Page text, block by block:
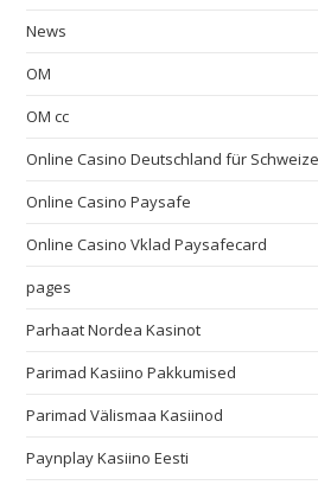
News
OM
OM cc
Online Casino Deutschland für
Online Casino Paysafe
Online Casino Vklad Paysafecard
pages
Parhaat Nordea Kasinot
Parimad Kasiino Pakkumised
Parimad Välismaa Kasiinod
Paynplay Kasiino Eesti